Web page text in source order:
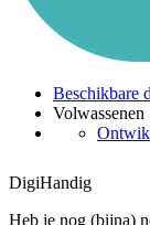
Beschikbare
Volwassenen
DigiHandig
Heb je nog (bijna)